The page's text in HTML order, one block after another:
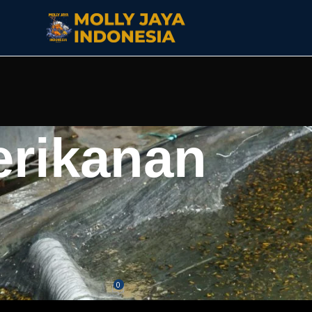
LAIN
Rahasia Budidaya Untung
On Februari 26, 2026 0